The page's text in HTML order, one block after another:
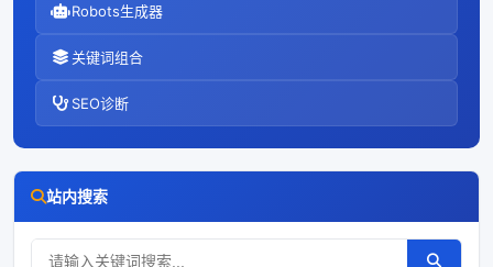
Robots生成器
关键词组合
SEO诊断
站内搜索